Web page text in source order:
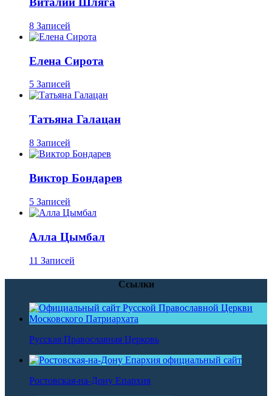
8 Записей
Елена Сирота
5 Записей
Татьяна Галацан
8 Записей
Виктор Бондарев
5 Записей
Алла Цымбал
11 Записей
Ссылки
Русская Православная Церковь
Ростовская-на-Дону Епархия